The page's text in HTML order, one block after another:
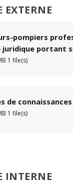
pompiers
juridique portant
1 file(s)
de connaissances
1 file(s)
INTERNE